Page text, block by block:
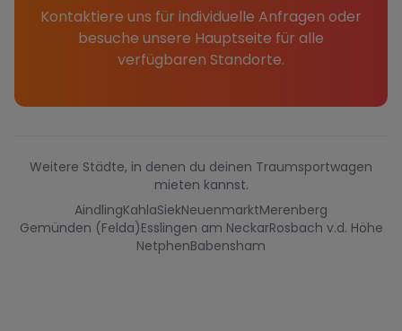
Kontaktiere uns für individuelle Anfragen oder
besuche unsere Hauptseite für alle
verfügbaren Standorte.
Weitere Städte, in denen du deinen Traumsportwagen
mieten kannst.
AindlingKahlaSiekNeuenmarktMerenberg
Gemünden (Felda)Esslingen am NeckarRosbach v.d. Höhe
NetphenBabensham